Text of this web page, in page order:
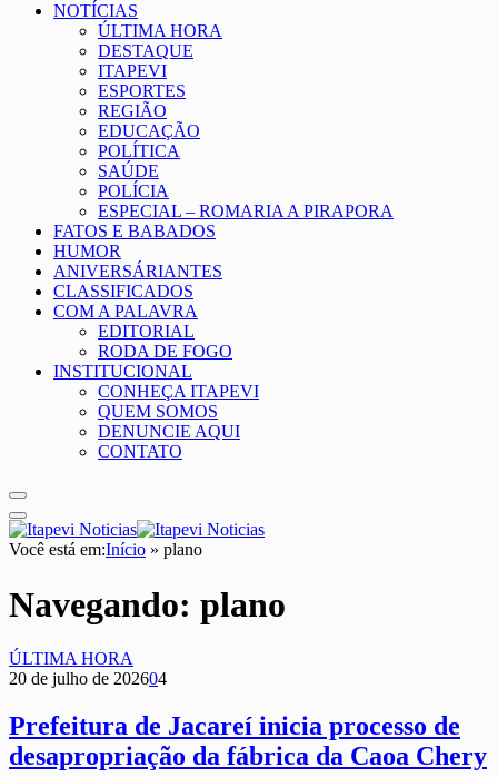
NOTÍCIAS
ÚLTIMA HORA
DESTAQUE
ITAPEVI
ESPORTES
REGIÃO
EDUCAÇÃO
POLÍTICA
SAÚDE
POLÍCIA
ESPECIAL – ROMARIA A PIRAPORA
FATOS E BABADOS
HUMOR
ANIVERSÁRIANTES
CLASSIFICADOS
COM A PALAVRA
EDITORIAL
RODA DE FOGO
INSTITUCIONAL
CONHEÇA ITAPEVI
QUEM SOMOS
DENUNCIE AQUI
CONTATO
Você está em:Início » plano
Navegando: plano
ÚLTIMA HORA
20 de julho de 202604
Prefeitura de Jacareí inicia processo de
desapropriação da fábrica da Caoa Chery